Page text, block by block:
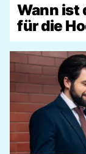
Wann ist
für die